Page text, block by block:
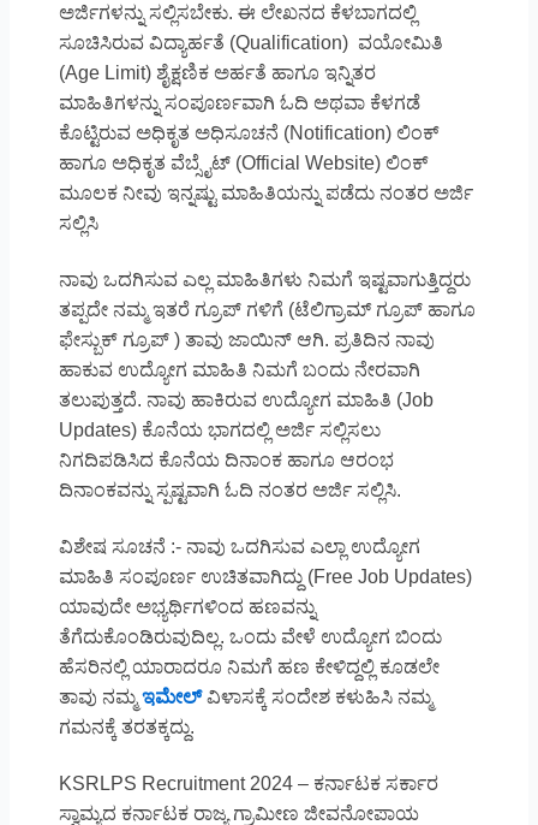
ಅರ್ಜಿಗಳನ್ನು ಸಲ್ಲಿಸಬೇಕು. ಈ ಲೇಖನದ ಕೆಳಬಾಗದಲ್ಲಿ
ಸೂಚಿಸಿರುವ ವಿದ್ಯಾರ್ಹತೆ (Qualification) ವಯೋಮಿತಿ
(Age Limit) ಶೈಕ್ಷಣಿಕ ಅರ್ಹತೆ ಹಾಗೂ ಇನ್ನಿತರ
ಮಾಹಿತಿಗಳನ್ನು ಸಂಪೂರ್ಣವಾಗಿ ಓದಿ ಅಥವಾ ಕೆಳಗಡೆ
ಕೊಟ್ಟಿರುವ ಅಧಿಕೃತ ಅಧಿಸೂಚನೆ (Notification) ಲಿಂಕ್
ಹಾಗೂ ಅಧಿಕೃತ ವೆಬ್ಸೈಟ್ (Official Website) ಲಿಂಕ್
ಮೂಲಕ ನೀವು ಇನ್ನಷ್ಟು ಮಾಹಿತಿಯನ್ನು ಪಡೆದು ನಂತರ ಅರ್ಜಿ
ಸಲ್ಲಿಸಿ
ನಾವು ಒದಗಿಸುವ ಎಲ್ಲ ಮಾಹಿತಿಗಳು ನಿಮಗೆ ಇಷ್ಟವಾಗುತ್ತಿದ್ದರು
ತಪ್ಪದೇ ನಮ್ಮ ಇತರೆ ಗ್ರೂಪ್ ಗಳಿಗೆ (ಟೆಲಿಗ್ರಾಮ್ ಗ್ರೂಪ್ ಹಾಗೂ
ಫೇಸ್ಬುಕ್ ಗ್ರೂಪ್ ) ತಾವು ಜಾಯಿನ್ ಆಗಿ. ಪ್ರತಿದಿನ ನಾವು
ಹಾಕುವ ಉದ್ಯೋಗ ಮಾಹಿತಿ ನಿಮಗೆ ಬಂದು ನೇರವಾಗಿ
ತಲುಪುತ್ತದೆ. ನಾವು ಹಾಕಿರುವ ಉದ್ಯೋಗ ಮಾಹಿತಿ (Job
Updates) ಕೊನೆಯ ಭಾಗದಲ್ಲಿ ಅರ್ಜಿ ಸಲ್ಲಿಸಲು
ನಿಗದಿಪಡಿಸಿದ ಕೊನೆಯ ದಿನಾಂಕ ಹಾಗೂ ಆರಂಭ
ದಿನಾಂಕವನ್ನು ಸ್ಪಷ್ಟವಾಗಿ ಓದಿ ನಂತರ ಅರ್ಜಿ ಸಲ್ಲಿಸಿ.
ವಿಶೇಷ ಸೂಚನೆ :- ನಾವು ಒದಗಿಸುವ ಎಲ್ಲಾ ಉದ್ಯೋಗ
ಮಾಹಿತಿ ಸಂಪೂರ್ಣ ಉಚಿತವಾಗಿದ್ದು (Free Job Updates)
ಯಾವುದೇ ಅಭ್ಯರ್ಥಿಗಳಿಂದ ಹಣವನ್ನು
ತೆಗೆದುಕೊಂಡಿರುವುದಿಲ್ಲ. ಒಂದು ವೇಳೆ ಉದ್ಯೋಗ ಬಿಂದು
ಹೆಸರಿನಲ್ಲಿ ಯಾರಾದರೂ ನಿಮಗೆ ಹಣ ಕೇಳಿದ್ದಲ್ಲಿ ಕೂಡಲೇ
ತಾವು ನಮ್ಮಇಮೇಲ್ವಿಳಾಸಕ್ಕೆ ಸಂದೇಶ ಕಳುಹಿಸಿ ನಮ್ಮ
ಗಮನಕ್ಕೆ ತರತಕ್ಕದ್ದು.
KSRLPS Recruitment 2024 – ಕರ್ನಾಟಕ ಸರ್ಕಾರ
ಸ್ವಾಮ್ಯದ ಕರ್ನಾಟಕ ರಾಜ್ಯ ಗ್ರಾಮೀಣ ಜೀವನೋಪಾಯ